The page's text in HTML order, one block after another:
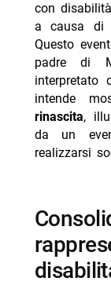
con
a causa di
Questo
padre di
interpretato
intende
rinascita,
da un
realizzarsi
consolidare la